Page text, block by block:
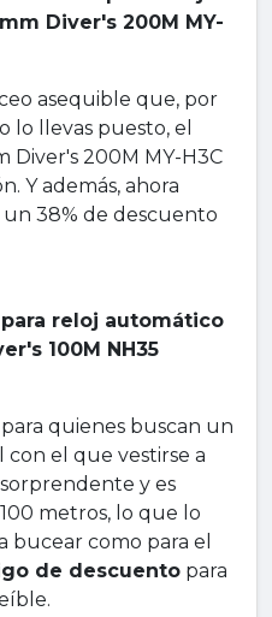
Diver's 200M MY-
asequible que, por
lo llevas puesto, el
Diver's 200M MY-H3C
Y además, ahora
38% de descuento
reloj automático
100M NH35
quienes buscan un
el que vestirse a
y es
metros, lo que lo
bucear como para el
de descuento para